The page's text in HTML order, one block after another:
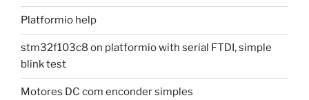
Platformio help
stm32f103c8 on platformio with serial FTDI, simple
blink test
Motores DC com enconder simples